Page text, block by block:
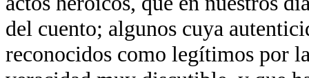
del cuento; algunos cuya
reconocidos como legítimos por